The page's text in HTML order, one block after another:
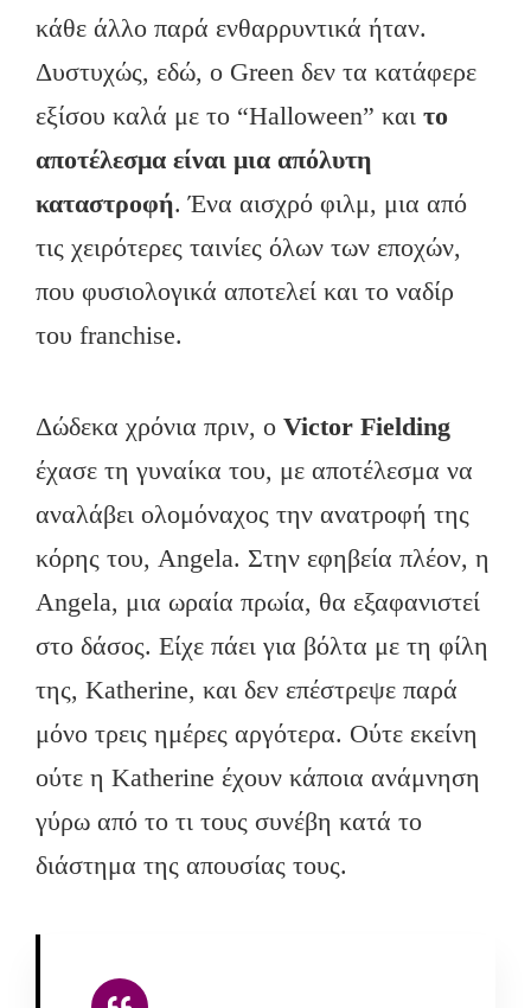
κάθε άλλο παρά ενθαρρυντικά ήταν.
Δυστυχώς, εδώ, ο Green δεν τα κατάφερε
εξίσου καλά με το “Halloween” και το
αποτέλεσμα είναι μια απόλυτη
καταστροφή. Ένα αισχρό φιλμ, μια από
τις χειρότερες ταινίες όλων των εποχών,
που φυσιολογικά αποτελεί και το ναδίρ
του franchise.
Δώδεκα χρόνια πριν, ο Victor Fielding
έχασε τη γυναίκα του, με αποτέλεσμα να
αναλάβει ολομόναχος την ανατροφή της
κόρης του, Angela. Στην εφηβεία πλέον, η
Angela, μια ωραία πρωία, θα εξαφανιστεί
στο δάσος. Είχε πάει για βόλτα με τη φίλη
της, Katherine, και δεν επέστρεψε παρά
μόνο τρεις ημέρες αργότερα. Ούτε εκείνη
ούτε η Katherine έχουν κάποια ανάμνηση
γύρω από το τι τους συνέβη κατά το
διάστημα της απουσίας τους.